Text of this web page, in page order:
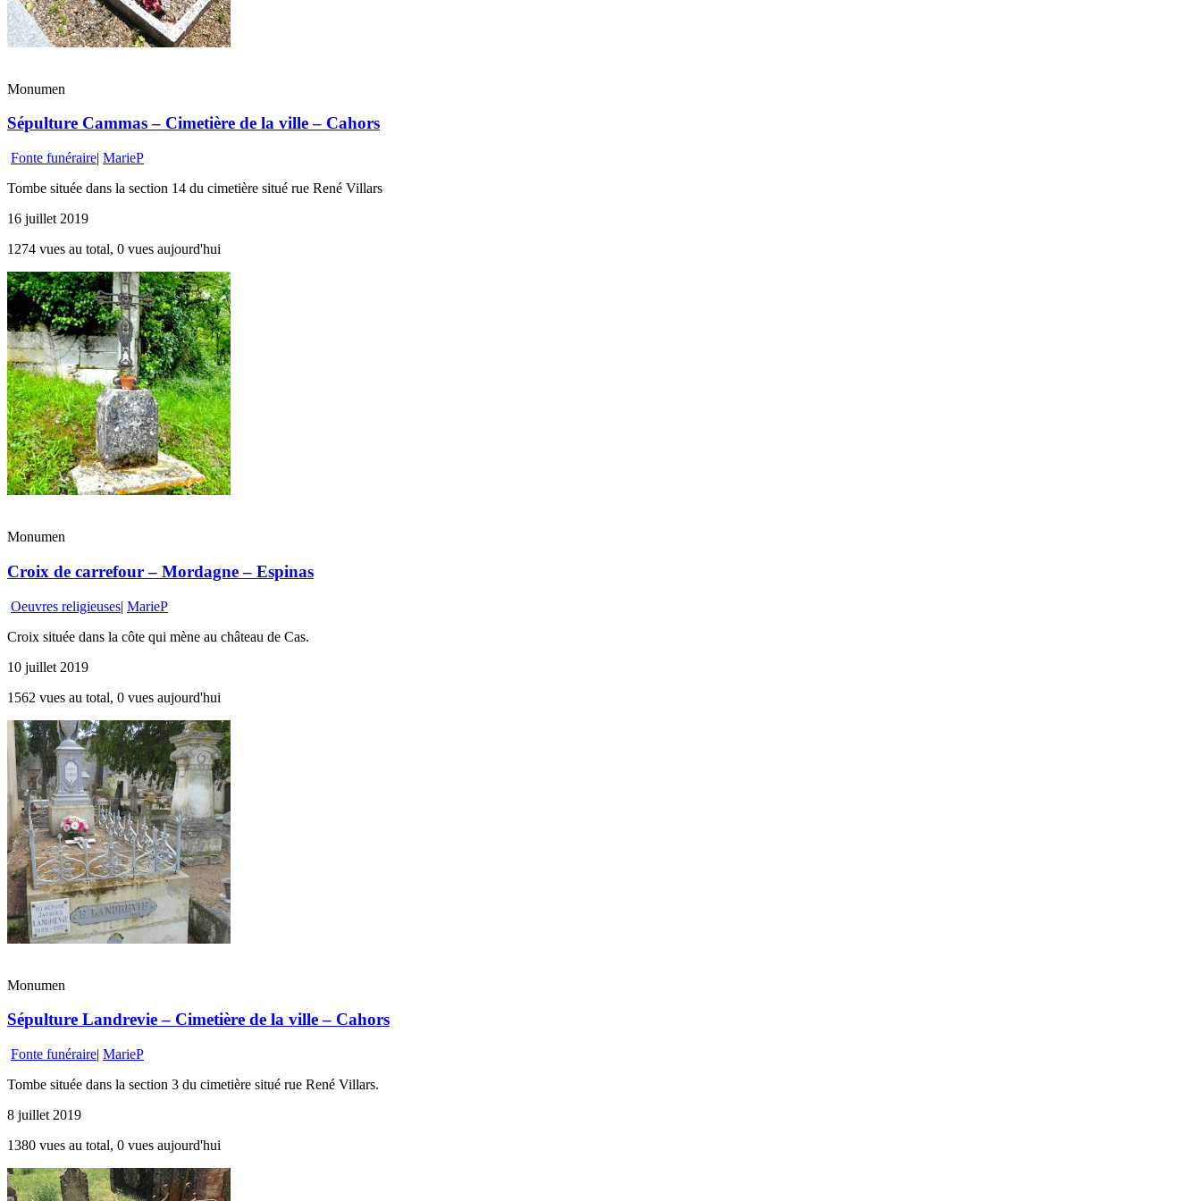
Monumen
Sépulture Cammas – Cimetière de la ville – Cahors
Fonte funéraire| MarieP
Tombe située dans la section 14 du cimetière situé rue René Villars
16 juillet 2019
1274 vues au total, 0 vues aujourd'hui
Monumen
Croix de carrefour – Mordagne – Espinas
Oeuvres religieuses| MarieP
Croix située dans la côte qui mène au château de Cas.
10 juillet 2019
1562 vues au total, 0 vues aujourd'hui
Monumen
Sépulture Landrevie – Cimetière de la ville – Cahors
Fonte funéraire| MarieP
Tombe située dans la section 3 du cimetière situé rue René Villars.
8 juillet 2019
1380 vues au total, 0 vues aujourd'hui